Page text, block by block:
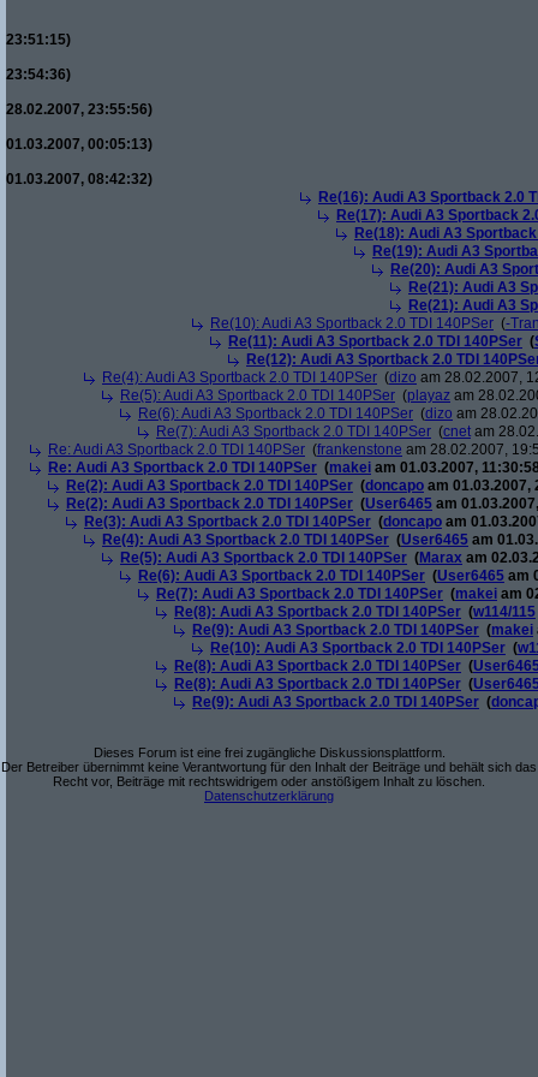
23:51:15)
23:54:36)
28.02.2007, 23:55:56)
01.03.2007, 00:05:13)
01.03.2007, 08:42:32)
Re(16): Audi A3 Sportback 2.0
Re(17): Audi A3 Sportback
Re(18): Audi A3
Re(19): Audi A3
Re(20): Audi A3
Re(21): Audi A3
Re(21): Audi A3
Re(10): Audi A3 Sportback 2.0 TDI 140PSer (-
Re(11): Audi A3 Sportback 2.0 TDI 140PSer (
Re(12): Audi A3 Sportback 2.0 TDI
Re(4): Audi A3 Sportback 2.0 TDI 140PSer (dizo am 28.02.2007,
Re(5): Audi A3 Sportback 2.0 TDI 140PSer (playaz am
Re(6): Audi A3 Sportback 2.0 TDI 140PSer (dizo am
Re(7): Audi A3 Sportback 2.0 TDI 140PSer (cnet am
Re: Audi A3 Sportback 2.0 TDI 140PSer (frankenstone am 28.02.2007,
Re: Audi A3 Sportback 2.0 TDI 140PSer (makei am 01.03.2007,
Re(2): Audi A3 Sportback 2.0 TDI 140PSer (doncapo am 01.03.2007,
Re(2): Audi A3 Sportback 2.0 TDI 140PSer (User6465 am
Re(3): Audi A3 Sportback 2.0 TDI 140PSer (doncapo am
Re(4): Audi A3 Sportback 2.0 TDI 140PSer (User6465 am
Re(5): Audi A3 Sportback 2.0 TDI 140PSer (Marax am
Re(6): Audi A3 Sportback 2.0 TDI 140PSer (User6465 am
Re(7): Audi A3 Sportback 2.0 TDI 140PSer (makei am
Re(8): Audi A3 Sportback 2.0 TDI 140PSer (w114/115
Re(9): Audi A3 Sportback 2.0 TDI 140PSer (makei
Re(10): Audi A3 Sportback 2.0 TDI 140PSer (
Re(8): Audi A3 Sportback 2.0 TDI 140PSer (
Re(8): Audi A3 Sportback 2.0 TDI 140PSer (
Re(9): Audi A3 Sportback 2.0 TDI 140PSer (
Dieses Forum ist eine frei zugängliche Diskussionsplattform.
Der Betreiber übernimmt keine Verantwortung für den Inhalt der Beiträge und behält sich das
Recht vor, Beiträge mit rechtswidrigem oder anstößigem Inhalt zu löschen.
Datenschutzerklärung